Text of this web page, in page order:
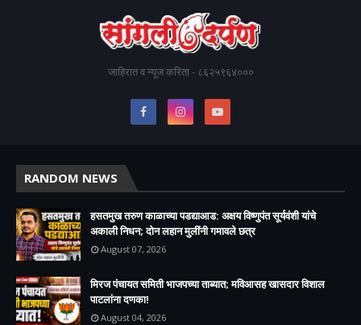
जाहिरात व न्यूज करिता - ८६२५९६४०००
RANDOM NEWS
हसतमुख तरुण काळाच्या पडद्याआड: अक्षय विष्णुपंत सूर्यवंशी यांचे
अकाली निधन; दोन लहान मुलींनी गमावले छत्र
August 07, 2026
मिरज पंचायत समिती भाजपच्या ताब्यात; मविआसह खासदार विशाल
पाटलांना दणका!
August 04, 2026